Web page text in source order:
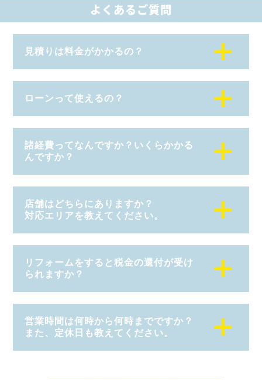
よくあるご質問
見積りは料金がかかるの？
ローンって使えるの？
諸経費ってなんですか？いくらかかる
んですか？
店舗はどちらにありますか？
対応エリアを教えてください。
リフォームをすると税金の還付が受け
られますか？
営業時間は何時から何時までですか？
また、定休日も教えてください。